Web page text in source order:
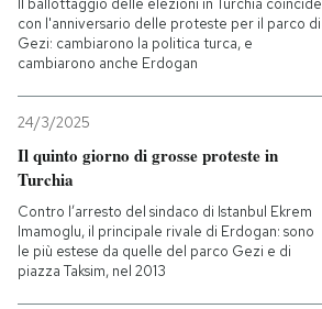
Il ballottaggio delle elezioni in Turchia coincide
con l'anniversario delle proteste per il parco di
Gezi: cambiarono la politica turca, e
cambiarono anche Erdogan
24/3/2025
Il quinto giorno di grosse proteste in
Turchia
Contro l’arresto del sindaco di Istanbul Ekrem
Imamoglu, il principale rivale di Erdogan: sono
le più estese da quelle del parco Gezi e di
piazza Taksim, nel 2013